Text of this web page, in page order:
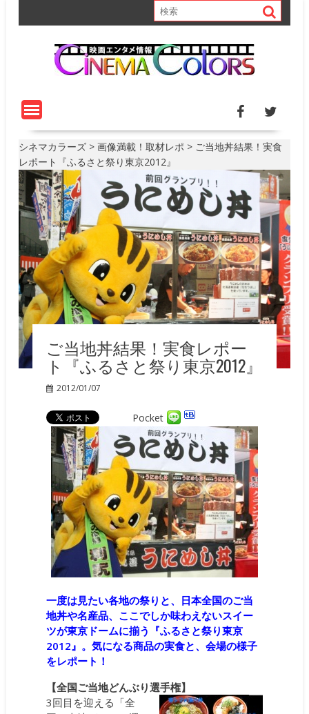
シネマカラーズ >画像満載！取材レポ > ご当地丼結果！実食
レポート『ふるさと祭り東京2012』
ご当地丼結果！実食レポー
ト『ふるさと祭り東京2012』
2012/01/07
Pocket
一度は見たい各地の祭りと、日本全国のご当
地丼や名産品、ここでしか味わえないスイー
ツが東京ドームに揃う『ふるさと祭り東京
2012』。気になる商品の実食と、会場の様子
をレポート！
【全国ご当地どんぶり選手権】
3回目を迎える「全